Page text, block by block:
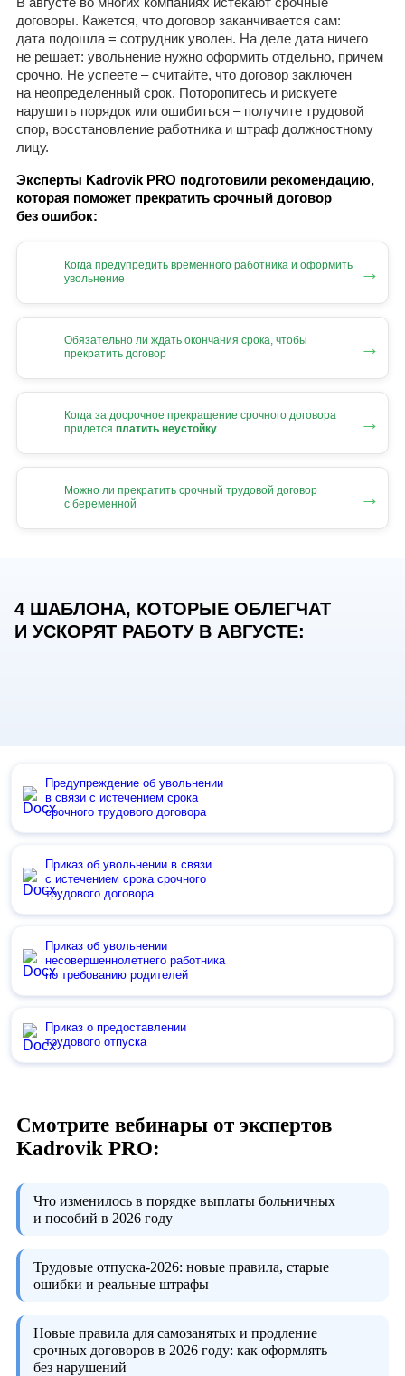
договоры. Кажется, что договор заканчивается сам:
дата подошла = сотрудник уволен. На деле дата ничего
не решает: увольнение нужно оформить отдельно, причем
срочно. Не успеете – считайте, что договор заключен
на неопределенный срок. Поторопитесь и рискуете
нарушить порядок или ошибиться – получите трудовой
спор, восстановление работника и штраф должностному
лицу.
Эксперты Kadrovik PRO подготовили рекомендацию,
которая поможет прекратить срочный договор
без ошибок:
Когда предупредить временного работника и оформить
увольнение
→
Обязательно ли ждать окончания срока, чтобы
прекратить договор
→
Когда за досрочное прекращение срочного договора
придется платить неустойку →
Можно ли прекратить срочный трудовой договор
с беременной
→
4 ШАБЛОНА, КОТОРЫЕ ОБЛЕГЧАТ
И УСКОРЯТ РАБОТУ В АВГУСТЕ:
Предупреждение об увольнении
в связи с истечением срока
срочного трудового договора
Приказ об увольнении в связи
с истечением срока срочного
трудового договора
Приказ об увольнении
несовершеннолетнего работника
по требованию родителей
Приказ о предоставлении
трудового отпуска
Смотрите вебинары от экспертов
Kadrovik PRO:
Что изменилось в порядке выплаты больничных
и пособий в 2026 году
Трудовые отпуска-2026: новые правила, старые
ошибки и реальные штрафы
Новые правила для самозанятых и продление
срочных договоров в 2026 году: как оформлять
без нарушений